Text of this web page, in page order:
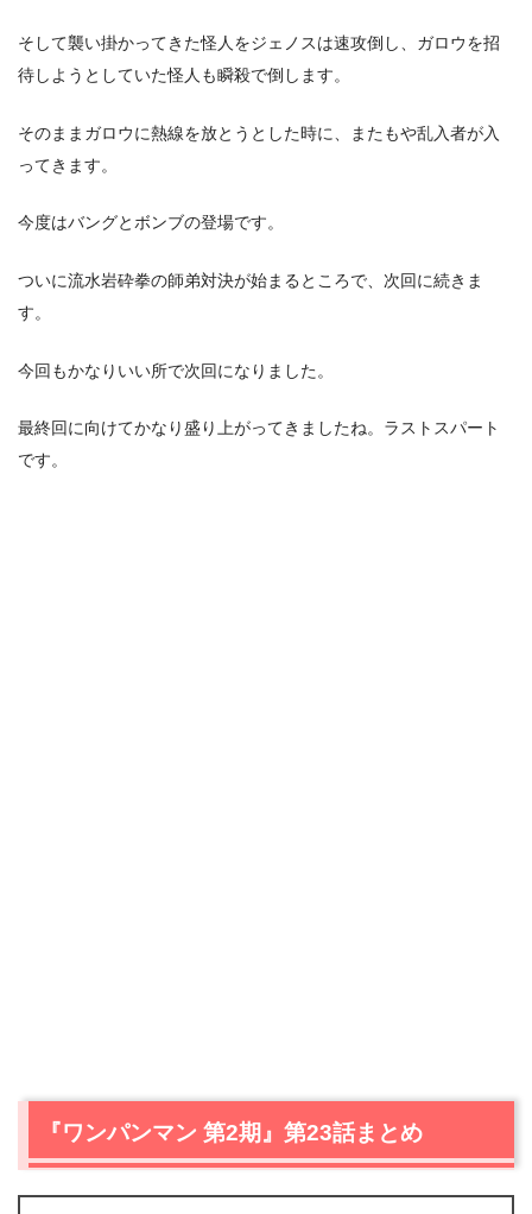
そして襲い掛かってきた怪人をジェノスは速攻倒し、ガロウを招
待しようとしていた怪人も瞬殺で倒します。
そのままガロウに熱線を放とうとした時に、またもや乱入者が入
ってきます。
今度はバングとボンブの登場です。
ついに流水岩砕拳の師弟対決が始まるところで、次回に続きま
す。
今回もかなりいい所で次回になりました。
最終回に向けてかなり盛り上がってきましたね。ラストスパート
です。
『ワンパンマン 第2期』第23話まとめ